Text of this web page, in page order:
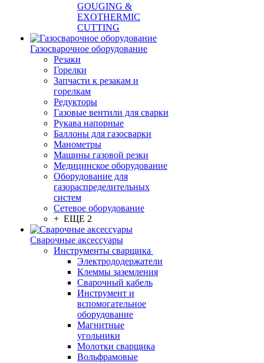
GOUGING &
EXOTHERMIC
CUTTING
Газосварочное оборудование
Резаки
Горелки
Запчасти к резакам и
горелкам
Редукторы
Газовые вентили для сварки
Рукава напорные
Баллоны для газосварки
Манометры
Машины газовой резки
Медицинское оборудование
Оборудование для
газораспределительных
систем
Сетевое оборудование
+ ЕЩЕ 2
Сварочные аксессуары
Инструменты сварщика
Электрододержатели
Клеммы заземления
Сварочный кабель
Инструмент и
вспомогательное
оборудование
Магнитные
угольники
Молотки сварщика
Вольфрамовые